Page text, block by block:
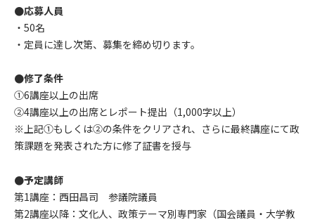
●応募人員
・50名
・定員に達し次第、募集を締め切ります。
●修了条件
①6講座以上の出席
②4講座以上の出席とレポート提出（1,000字以上）
※上記①もしくは②の条件をクリアされ、さらに最終講座にて政
策課題を発表された方に修了証書を授与
●予定講師
第1講座：西田昌司 参議院議員
第2講座以降：文化人、政策テーマ別専門家（国会議員・大学教